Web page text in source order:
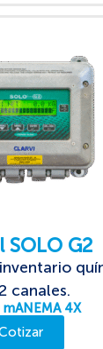
G2
canales.
mANEMA 4X